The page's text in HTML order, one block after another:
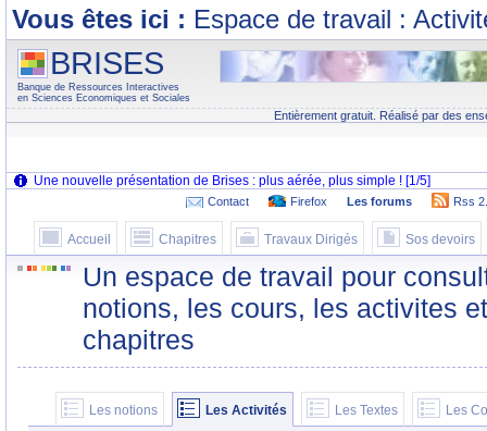
Vous êtes ici : Espace de travail :
BRISES
Banque de Ressources Interactives
en Sciences Economiques et Sociales
Entièrement gratuit. Réalisé par des
Contact Firefox Les forums Rss
Accueil Chapitres Travaux Dirigés Sos devoirs
Un espace de travail pour
notions, les cours, les activites
chapitres
Les notions Les Activités Les Textes Les